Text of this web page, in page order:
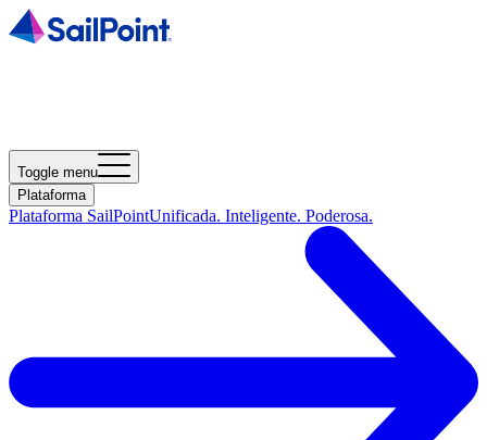
Toggle menu
Plataforma
Plataforma SailPointUnificada. Inteligente. Poderosa.